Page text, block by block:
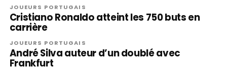
JOUEURS PORTUGAIS
Cristiano Ronaldo atteint les 750 buts en
carrière
JOUEURS PORTUGAIS
André Silva auteur d’un doublé avec
Frankfurt